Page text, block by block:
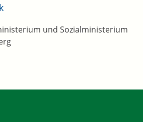
und Sozialministerium